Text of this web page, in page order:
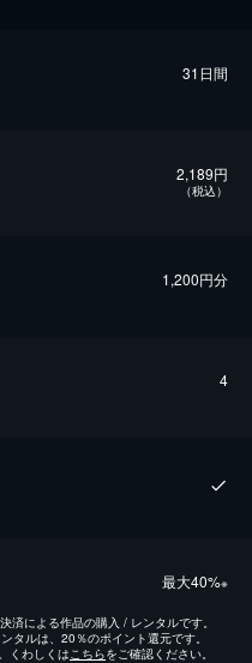
31日間
2,189円
（税込）
1,200円分
4
最⼤40%※
済による作品の購入 / レンタルです。
タルは、20％のポイント還元です。
くわしくは こちらをご確認ください。